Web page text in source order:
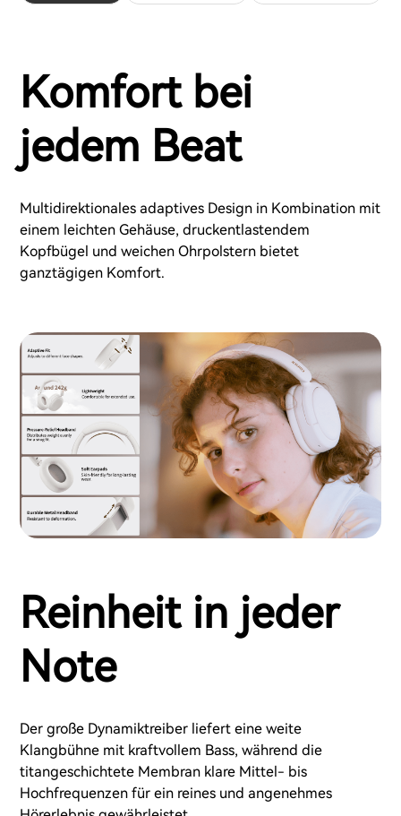
Komfort bei
jedem Beat
Multidirektionales adaptives Design in Kombination mit
einem leichten Gehäuse, druckentlastendem
Kopfbügel und weichen Ohrpolstern bietet
ganztägigen Komfort.
Reinheit in jeder
Note
Der große Dynamiktreiber liefert eine weite
Klangbühne mit kraftvollem Bass, während die
titangeschichtete Membran klare Mittel- bis
Hochfrequenzen für ein reines und angenehmes